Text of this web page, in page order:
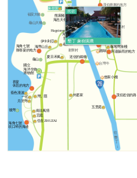
民宿
墾丁 象樹園農
茂伯摔車的地方
象樹園
熊家豬腳
海忠天餐廳
海比尼斯
巷弄89
樂活水語
月琴練習處
保力村
阿嘉躲雨的地方
台灣牛
曾家小棧
送信的鐵橋
茂伯送信的路
外婆家
五里庭
往
國立
海洋生物
博物館
喜宴
休息的地方
後灣
灣。隱
海角七號
吹口琴的海邊
龜山
海角七號
辦喜宴的地方
福安大橋
龜山大橋
墾
丁
↓
Happiness villa
田中漁夫
住在 ZHUZAI
南法風情
宜庭
月牙灣
龜地灣旅棧
藍色漫波
圓味
一宅
夏日禾風
伊卡利亞
射寮村
海灣山丘